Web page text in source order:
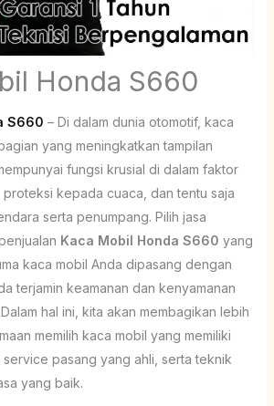
Honda S660
S660 – Di dalam dunia otomotif, kaca
yang meningkatkan tampilan
fungsi krusial di dalam faktor
kepada cuaca, dan tentu saja
serta penumpang. Pilih jasa
Kaca Mobil Honda S660 yang
kaca mobil Anda dipasang dengan
terjamin keamanan dan kenyamanan
hal ini, kita akan membagikan lebih
memilih kaca mobil yang memiliki
pasang yang ahli, serta teknik
yang baik.